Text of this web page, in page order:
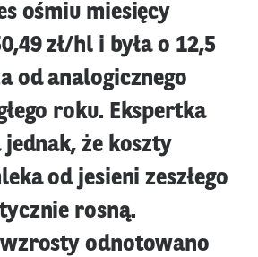
ośmiu miesięcy
zł/hl i była o 12,5
od analogicznego
roku. Ekspertka
jednak, że koszty
od jesieni zeszłego
rosną.
wzrosty odnotowano